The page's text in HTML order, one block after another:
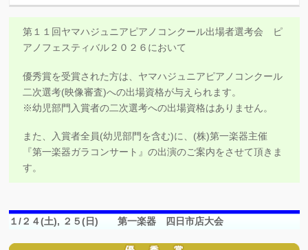
第１１回ヤマハジュニアピアノコンクール出場者選考会 ピ
アノフェスティバル２０２６において
優秀賞を受賞された方は、ヤマハジュニアピアノコンクール
二次選考(映像審査)への出場資格が与えられます。
※幼児部門入賞者の二次選考への出場資格はありません。
また、入賞者全員(幼児部門を含む)に、(株)第一楽器主催
『第一楽器ガラコンサート』の出演のご案内をさせて頂きま
す。
１/２４(土), ２５(日) 第一楽器 四日市店大会